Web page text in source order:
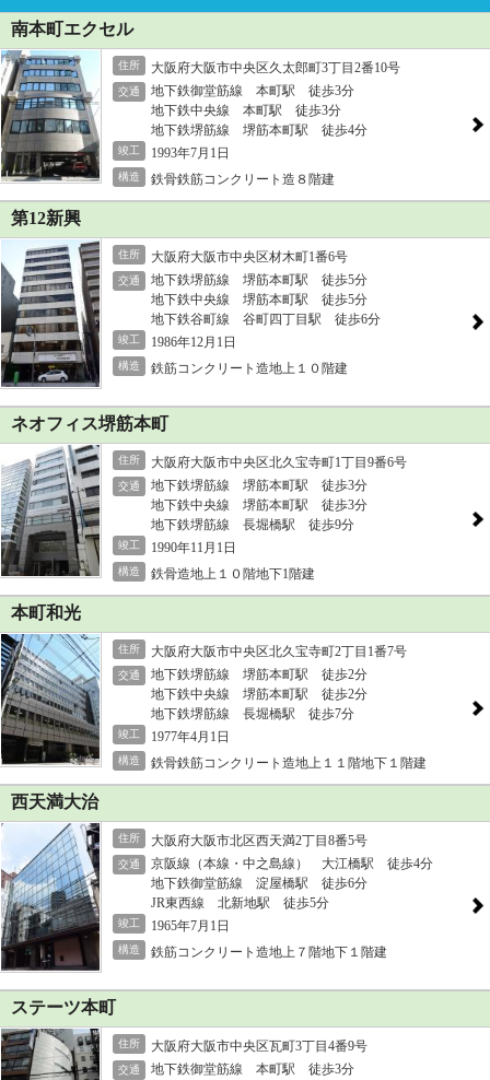
南本町エクセル
住所 大阪府大阪市中央区久太郎町3丁目2番10号
交通
地下鉄御堂筋線 本町駅 徒歩3分
地下鉄中央線 本町駅 徒歩3分
地下鉄堺筋線 堺筋本町駅 徒歩4分
竣工 1993年7月1日
構造 鉄骨鉄筋コンクリート造８階建
第12新興
住所 大阪府大阪市中央区材木町1番6号
交通
地下鉄堺筋線 堺筋本町駅 徒歩5分
地下鉄中央線 堺筋本町駅 徒歩5分
地下鉄谷町線 谷町四丁目駅 徒歩6分
竣工 1986年12月1日
構造 鉄筋コンクリート造地上１０階建
ネオフィス堺筋本町
住所 大阪府大阪市中央区北久宝寺町1丁目9番6号
交通
地下鉄堺筋線 堺筋本町駅 徒歩3分
地下鉄中央線 堺筋本町駅 徒歩3分
地下鉄堺筋線 長堀橋駅 徒歩9分
竣工 1990年11月1日
構造 鉄骨造地上１０階地下1階建
本町和光
住所 大阪府大阪市中央区北久宝寺町2丁目1番7号
交通
地下鉄堺筋線 堺筋本町駅 徒歩2分
地下鉄中央線 堺筋本町駅 徒歩2分
地下鉄堺筋線 長堀橋駅 徒歩7分
竣工 1977年4月1日
構造 鉄骨鉄筋コンクリート造地上１１階地下１階建
西天満大治
住所 大阪府大阪市北区西天満2丁目8番5号
交通
京阪線（本線・中之島線） 大江橋駅 徒歩4分
地下鉄御堂筋線 淀屋橋駅 徒歩6分
JR東西線 北新地駅 徒歩5分
竣工 1965年7月1日
構造 鉄筋コンクリート造地上７階地下１階建
ステーツ本町
住所 大阪府大阪市中央区瓦町3丁目4番9号
交通
地下鉄御堂筋線 本町駅 徒歩3分